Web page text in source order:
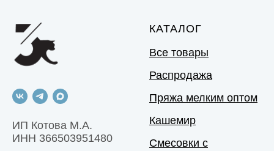
ИП Котова М.А.
ИНН 366503951480
КАТАЛОГ
Все товары
Распродажа
Пряжа мелким оптом
Кашемир
Смесовки с